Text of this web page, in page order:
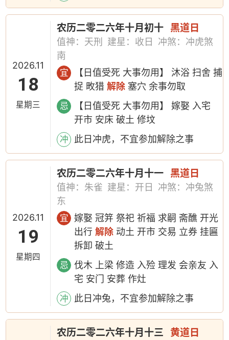
2026.11
18
星期三
农历二零二六年十月初十 黑道日
值神：天刑 建星：收日
冲煞：冲虎煞
南
宜
【日值受死 大事勿用】 沐浴 扫舍 捕
捉 畋猎解除 塞穴 余事勿取
忌
【日值受死 大事勿用】 嫁娶 入宅
开市 安床 破土 修坟
冲 此日冲虎，不宜参加解除之事
2026.11
19
星期四
农历二零二六年十月十一 黑道日
值神：朱雀 建星：开日
冲煞：冲兔煞
东
宜
嫁娶 冠笄 祭祀 祈福 求嗣 斋醮 开光
出行解除 动土 开市 交易 立券 挂匾
拆卸 破土
忌
伐木 上梁 修造 入殓 理发 会亲友 入
宅 安门 安葬 作灶
冲 此日冲兔，不宜参加解除之事
农历二零二六年十月十三 黄道日